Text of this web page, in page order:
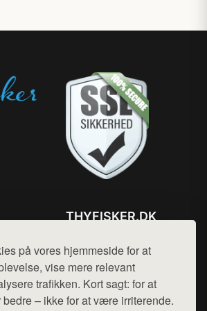
på vores hjemmeside for at
vise mere relevant
trafikken. Kort sagt: for at
– ikke for at være irriterende.
THYFISKER.DK
Mail: hej@want.dk
Cookie- og privatlivspolitik